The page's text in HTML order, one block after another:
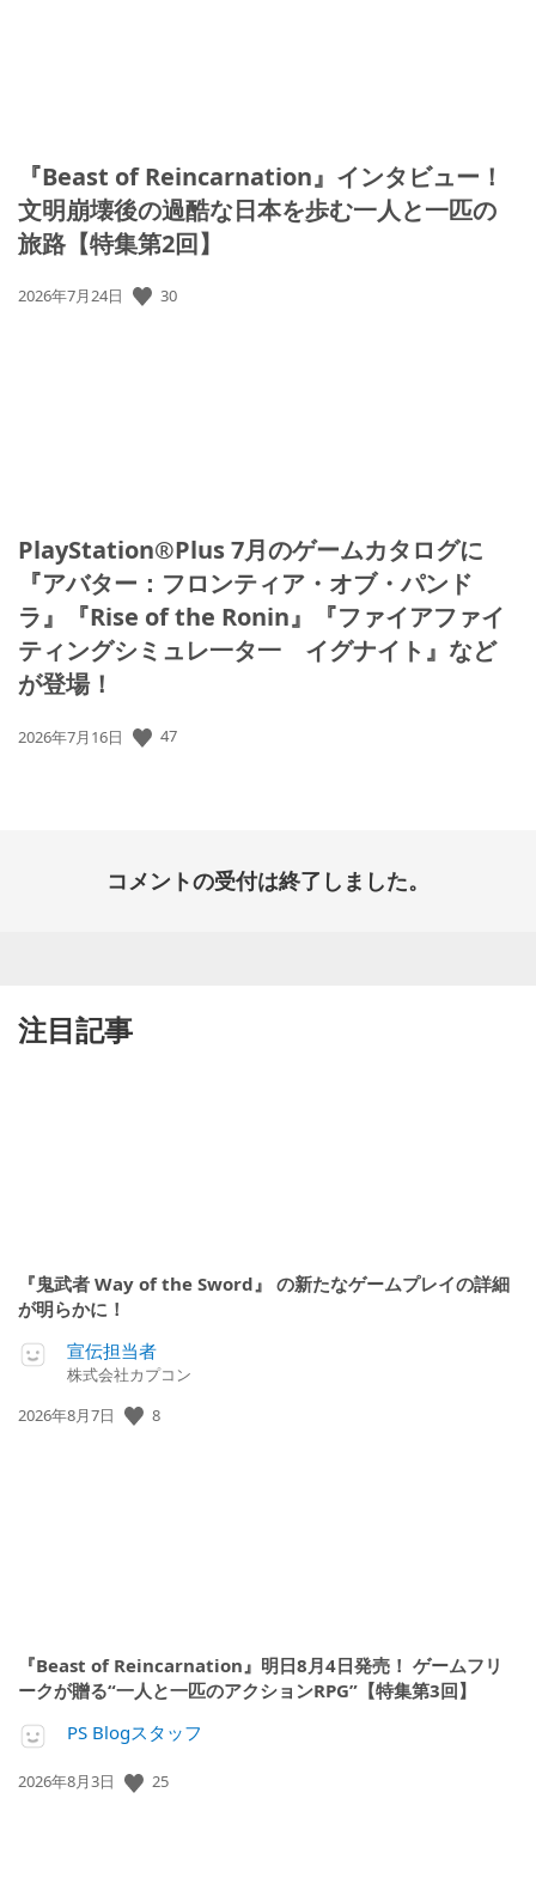
『Beast of Reincarnation』インタビュー！
文明崩壊後の過酷な日本を歩む一人と一匹の
旅路【特集第2回】
公
2026年7月24日 30
PlayStation®Plus 7月のゲームカタログに
『アバター：フロンティア・オブ・パンド
ラ』『Rise of the Ronin』『ファイアファイ
ティングシミュレ一タ一 イグナイト』など
が登場！
公
2026年7月16日 47
コメントの受付は終了しました。
注目記事
『鬼武者 Way of the Sword』 の新たなゲームプレイの詳細
が明らかに！
宣伝担当者
株式会社カプコン
公
2026年8月7日 8
『Beast of Reincarnation』明日8月4日発売！ ゲームフリ
ークが贈る“一人と一匹のアクションRPG”【特集第3回】
PS Blogスタッフ
公
2026年8月3日 25